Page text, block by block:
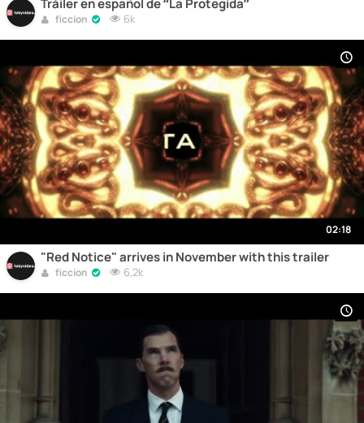
Tráiler en español de “La Protegida”
ficcion 6k
02:18
"Red Notice" arrives in November with this trailer
ficcion 6,2k